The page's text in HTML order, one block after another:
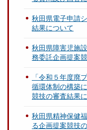
秋田県電子申請
結果について
秋田県障害児施
務委託企画提案
「令和５年度廃
循環体制の構築
競技の審査結果
秋田県精神保健
る企画提案競技